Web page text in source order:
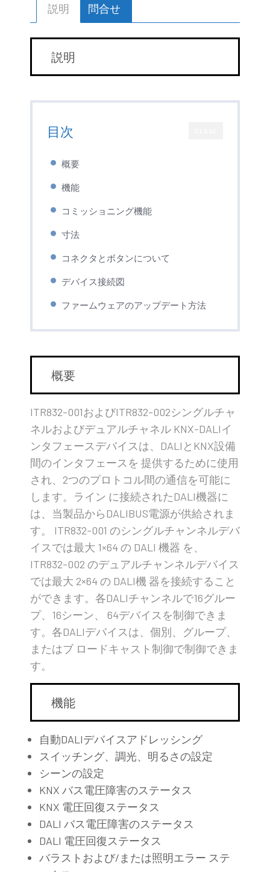
説明 問合せ
説明
目次
概要
機能
コミッショニング機能
寸法
コネクタとボタンについて
デバイス接続図
ファームウェアのアップデート方法
概要
ITR832-001およびITR832-002シングルチャ
ネルおよびデュアルチャネル KNX-DALIイ
ンタフェースデバイスは、DALIとKNX設備
間のインタフェースを 提供するために使用
され、2つのプロトコル間の通信を可能に
します。ライン に接続されたDALI機器に
は、当製品からDALIBUS電源が供給されま
す。 ITR832-001 のシングルチャンネルデバ
イスでは最大 1×64 の DALI 機器 を、
ITR832-002 のデュアルチャンネルデバイス
では最大 2×64 の DALI機 器を接続すること
ができます。各DALIチャンネルで16グルー
プ、16シーン、 64デバイスを制御できま
す。各DALIデバイスは、個別、グループ、
またはブ ロードキャスト制御で制御できま
す。
機能
自動DALIデバイスアドレッシング
スイッチング、調光、明るさの設定
シーンの設定
KNX バス電圧障害のステータス
KNX 電圧回復ステータス
DALI バス電圧障害のステータス
DALI 電圧回復ステータス
バラストおよび/または照明エラー ステ